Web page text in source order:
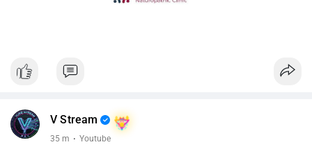
V Stream
35 m · Youtube